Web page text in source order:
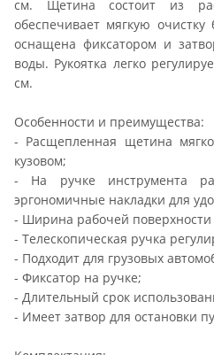
см. Щетина состоит из
обеспечивает мягкую
оснащена фиксатором и
воды. Рукоятка легко
см.
Особенности и преимущества:
- Расщепленная щетина
кузовом;
- На ручке инструмента
эргономичные накладки для
- Ширина рабочей поверхности
- Телескопическая ручка
- Подходит для грузовых
- Фиксатор на ручке;
- Длительный срок
- Имеет затвор для остановки